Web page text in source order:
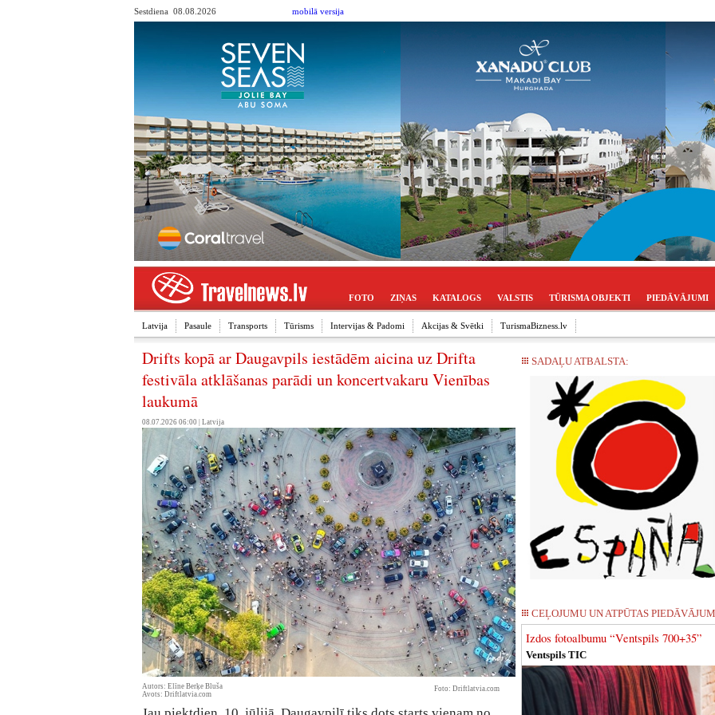
Sestdiena 08.08.2026 mobilā versija
FOTO ZIŅAS KATALOGS VALSTIS TŪRISMA OBJEKTI PIEDĀVĀJUMI
Latvija Pasaule Transports Tūrisms Intervijas & Padomi Akcijas & Svētki TurismaBizness.lv
Drifts kopā ar Daugavpils iestādēm aicina uz Drifta
festivāla atklāšanas parādi un koncertvakaru Vienības
laukumā
08.07.2026 06:00 | Latvija
Foto: Driftlatvia.com
Autors: Elīne Berķe Bluša
Avots: Driftlatvia.com
SADAĻU ATBALSTA:
CEĻOJUMU UN ATPŪTAS
Izdos fotoalbumu “Ventspils 700+35”
Ventspils TIC